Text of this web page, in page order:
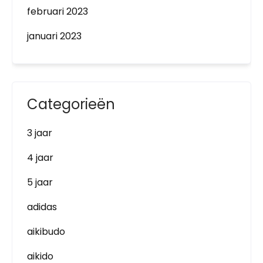
februari 2023
januari 2023
Categorieën
3 jaar
4 jaar
5 jaar
adidas
aikibudo
aikido